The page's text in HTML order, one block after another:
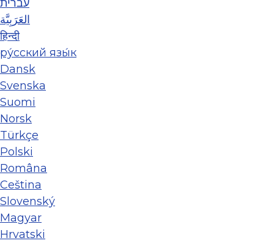
עברית
العَرَبِيَّة
हिन्दी
ру́сский язы́к
Dansk
Svenska
Suomi
Norsk
Türkçe
Polski
Româna
Ceština
Slovenský
Magyar
Hrvatski